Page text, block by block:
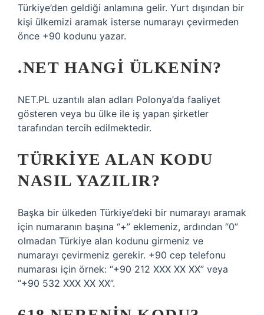
Türkiye’den geldiği anlamına gelir. Yurt dışından bir
kişi ülkemizi aramak isterse numarayı çevirmeden
önce +90 kodunu yazar.
.NET HANGI ÜLKENIN?
NET.PL uzantılı alan adları Polonya’da faaliyet
gösteren veya bu ülke ile iş yapan şirketler
tarafından tercih edilmektedir.
TÜRKIYE ALAN KODU
NASIL YAZILIR?
Başka bir ülkeden Türkiye’deki bir numarayı aramak
için numaranın başına “+” eklemeniz, ardından “0”
olmadan Türkiye alan kodunu girmeniz ve
numarayı çevirmeniz gerekir. +90 cep telefonu
numarası için örnek: “+90 212 XXX XX XX” veya
“+90 532 XXX XX XX”.